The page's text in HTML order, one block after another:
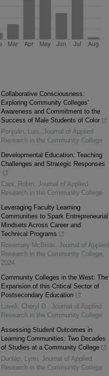
Collaborative Consciousness:
Exploring Community Colleges'
Awareness and Commitment to the
Success of Male Students of Color
Ponjuán, Luis, Journal of Applied
Research in the Community College
Developmental Education: Teaching
Challenges and Strategic Responses
Capt, Robin, Journal of Applied
Research in the Community College
Leveraging Faculty Learning
Communities to Spark Entrepreneurial
Mindsets Across Career and
Technical Programs
Rosemary McBride, Journal of Applied
Research in the Community College,
2024
Community Colleges in the West: The
Expansion of this Critical Sector of
Postsecondary Education
Lovell, Cheryl D. , Journal of Applied
Research in the Community College
Assessing Student Outcomes in
Learning Communities: Two Decades
of Studies at a Community College
Dunlap, Lynn, Journal of Applied
Research in the Community College